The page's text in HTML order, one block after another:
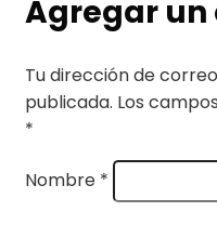
Agregar
Tu dirección de
publicada. Los
*
Nombre *